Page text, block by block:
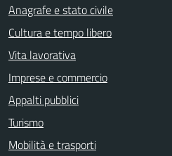
Anagrafe e stato civile
Cultura e tempo libero
Vita lavorativa
Imprese e commercio
Appalti pubblici
Turismo
Mobilità e trasporti